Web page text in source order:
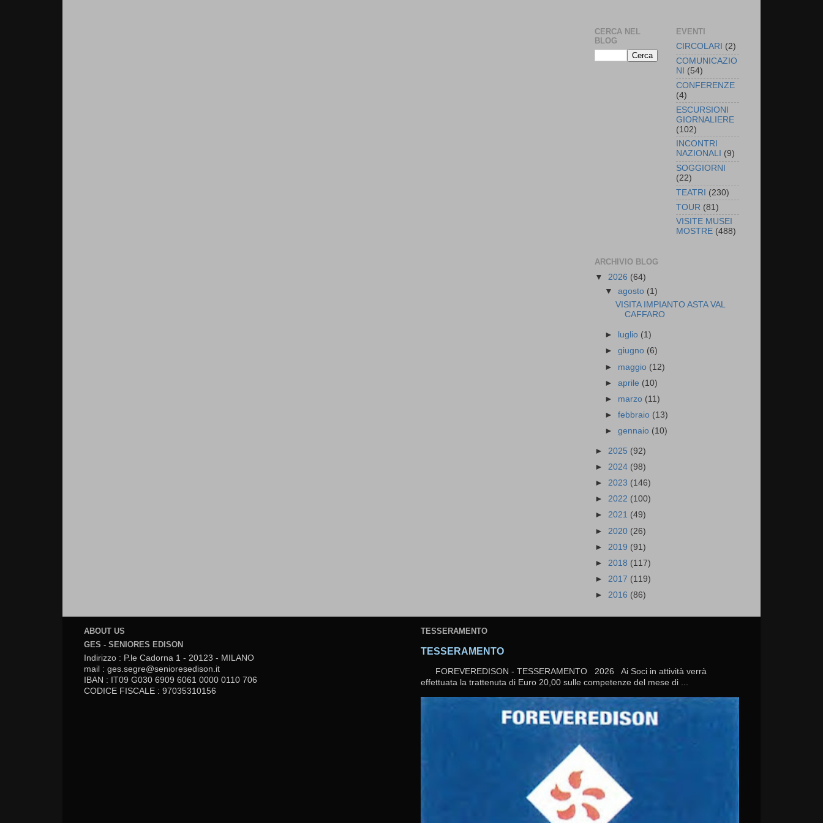
CERCA NEL
BLOG
EVENTI
CIRCOLARI
(2)
COMUNICAZIO
NI
(54)
CONFERENZE
(4)
ESCURSIONI
GIORNALIERE
(102)
INCONTRI
NAZIONALI (9)
SOGGIORNI
(22)
TEATRI
(230)
TOUR (81)
VISITE MUSEI
MOSTRE (488)
ARCHIVIO BLOG
▼ 2026 (64)
▼agosto (1)
VISITA IMPIANTO ASTA VAL
CAFFARO
► luglio (1)
►giugno (6)
► maggio (12)
►aprile (10)
► marzo (11)
►febbraio (13)
►gennaio (10)
► 2025 (92)
► 2024 (98)
► 2023 (146)
► 2022 (100)
► 2021 (49)
► 2020 (26)
► 2019 (91)
► 2018 (117)
► 2017 (119)
► 2016 (86)
ABOUT US
GES - SENIORES EDISON
Indirizzo : P.le Cadorna 1 - 20123 - MILANO
mail : ges.segre@senioresedison.it
IBAN : IT09 G030 6909 6061 0000 0110 706
CODICE FISCALE : 97035310156
TESSERAMENTO
TESSERAMENTO
FOREVEREDISON - TESSERAMENTO 2026 Ai Soci in attività verrà
effettuata la trattenuta di Euro 20,00 sulle competenze del mese di ...